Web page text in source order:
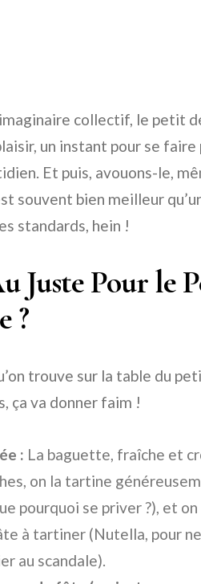
collectif, le petit
un instant pour se
Et puis, avouons-le,
souvent bien meilleur
standards, hein !
Juste Pour le
?
trouve sur la table du
ça va donner faim !
: La baguette, fraîche et
on la tartine
pourquoi se priver ?), et
à tartiner (Nutella, pour
au scandale).